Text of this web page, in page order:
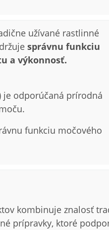
užívané rastlinné
správnu funkciu
a výkonnosť.
je odporúčaná prírodná
funkciu močového
kombinuje znalosť
prípravky, ktoré